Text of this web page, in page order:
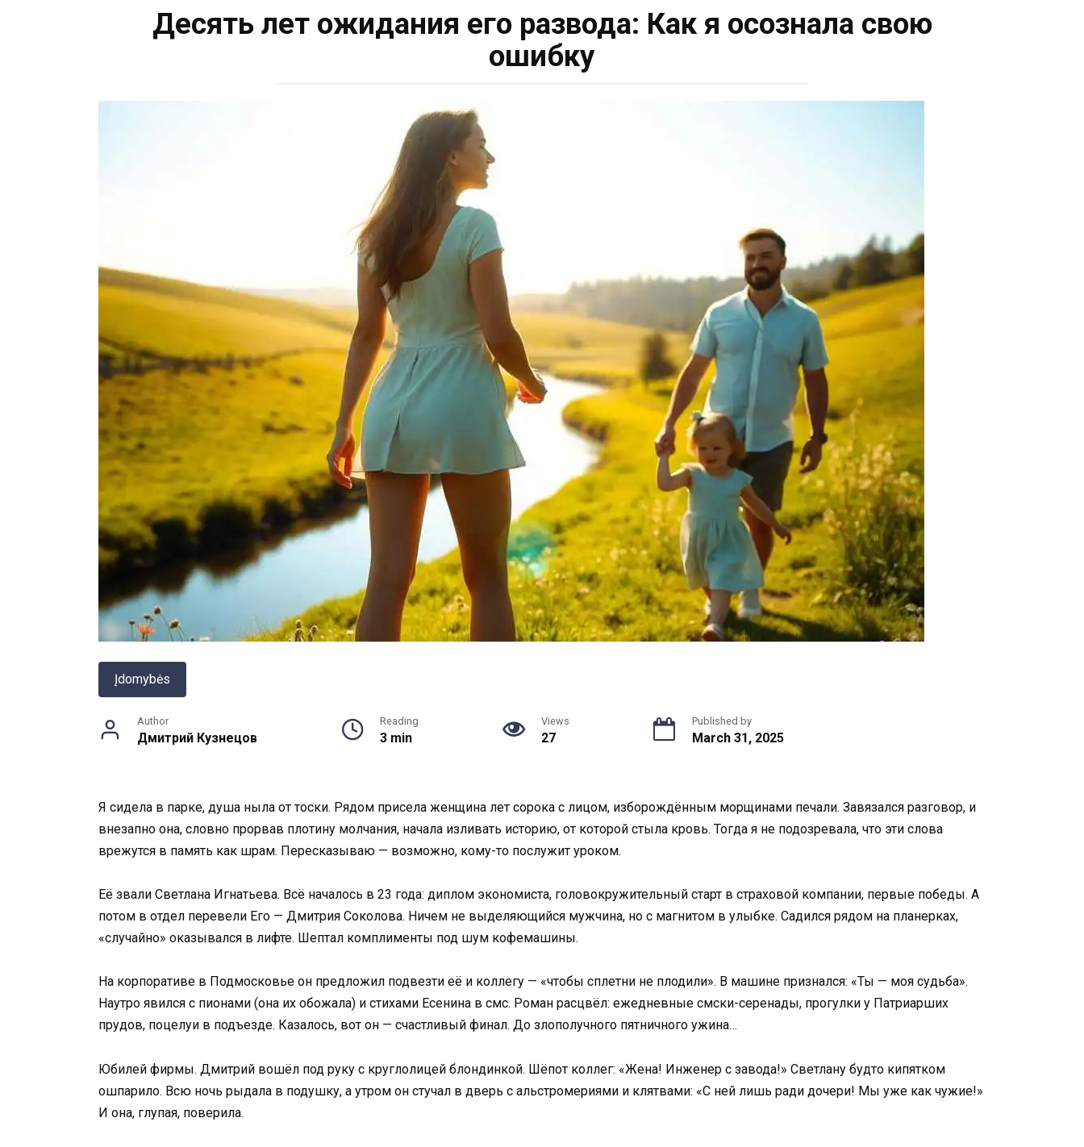
Десять лет ожидания его развода: Как я осознала свою
ошибку
Įdomybės
Author
Дмитрий Кузнецов
Reading
3 min
Views
27
Published by
March 31, 2025
Я сидела в парке, душа ныла от тоски. Рядом присела женщина лет сорока с лицом, изборождённым морщинами печали. Завязался разговор, и
внезапно она, словно прорвав плотину молчания, начала изливать историю, от которой стыла кровь. Тогда я не подозревала, что эти слова
врежутся в память как шрам. Пересказываю — возможно, кому-то послужит уроком.
Её звали Светлана Игнатьева. Всё началось в 23 года: диплом экономиста, головокружительный старт в страховой компании, первые победы. А
потом в отдел перевели Его — Дмитрия Соколова. Ничем не выделяющийся мужчина, но с магнитом в улыбке. Садился рядом на планерках,
«случайно» оказывался в лифте. Шептал комплименты под шум кофемашины.
На корпоративе в Подмосковье он предложил подвезти её и коллегу — «чтобы сплетни не плодили». В машине признался: «Ты — моя судьба».
Наутро явился с пионами (она их обожала) и стихами Есенина в смс. Роман расцвёл: ежедневные смски-серенады, прогулки у Патриарших
прудов, поцелуи в подъезде. Казалось, вот он — счастливый финал. До злополучного пятничного ужина…
Юбилей фирмы. Дмитрий вошёл под руку с круглолицей блондинкой. Шёпот коллег: «Жена! Инженер с завода!» Светлану будто кипятком
ошпарило. Всю ночь рыдала в подушку, а утром он стучал в дверь с альстромериями и клятвами: «С ней лишь ради дочери! Мы уже как чужие!»
И она, глупая, поверила.